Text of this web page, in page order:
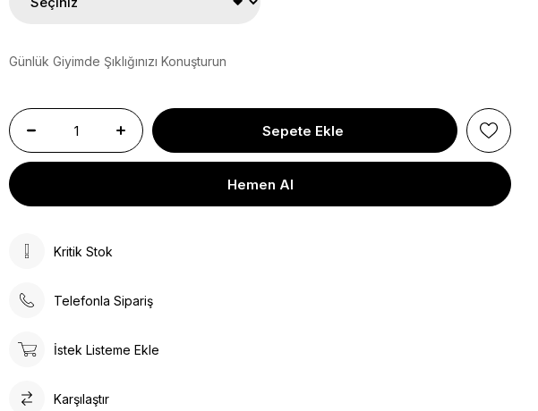
Günlük Giyimde Şıklığınızı Konuşturun
Kritik Stok
Telefonla Sipariş
İstek Listeme Ekle
Karşılaştır